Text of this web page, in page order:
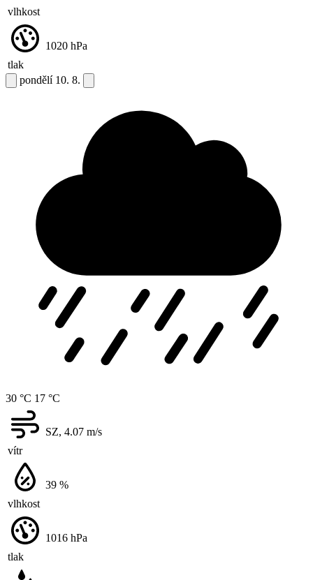
vlhkost
tlak
1020 hPa
pondělí 10. 8.
30 °C 17 °C
vítr
SZ, 4.07 m/s
vlhkost
39 %
tlak
1016 hPa